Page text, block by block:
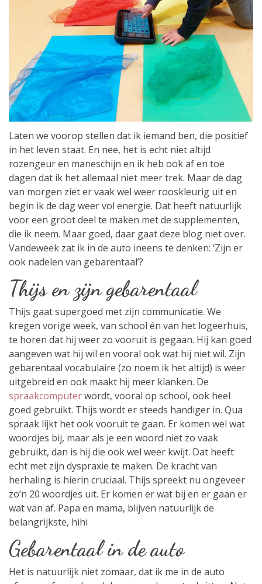
Laten we voorop stellen dat ik iemand ben, die positief
in het leven staat. En nee, het is echt niet altijd
rozengeur en maneschijn en ik heb ook af en toe
dagen dat ik het allemaal niet meer trek. Maar de dag
van morgen ziet er vaak wel weer rooskleurig uit en
begin ik de dag weer vol energie. Dat heeft natuurlijk
voor een groot deel te maken met de supplementen,
die ik neem. Maar goed, daar gaat deze blog niet over.
Vandeweek zat ik in de auto ineens te denken: ‘Zijn er
ook nadelen van gebarentaal’?
Thijs en zijn gebarentaal
Thijs gaat supergoed met zijn communicatie. We
kregen vorige week, van school én van het logeerhuis,
te horen dat hij weer zo vooruit is gegaan. Hij kan goed
aangeven wat hij wil en vooral ook wat hij niet wil. Zijn
gebarentaal vocabulaire (zo noem ik het altijd) is weer
uitgebreid en ook maakt hij meer klanken. De
spraakcomputerwordt, vooral op school, ook heel
goed gebruikt. Thijs wordt er steeds handiger in. Qua
spraak lijkt het ook vooruit te gaan. Er komen wel wat
woordjes bij, maar als je een woord niet zo vaak
gebruikt, dan is hij die ook wel weer kwijt. Dat heeft
echt met zijn dyspraxie te maken. De kracht van
herhaling is hierin cruciaal. Thijs spreekt nu ongeveer
zo’n 20 woordjes uit. Er komen er wat bij en er gaan er
wat van af. Papa en mama, blijven natuurlijk de
belangrijkste, hihi
Gebarentaal in de auto
Het is natuurlijk niet zomaar, dat ik me in de auto